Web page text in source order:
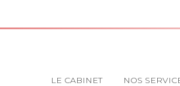
Principal
LE CABINET NOS